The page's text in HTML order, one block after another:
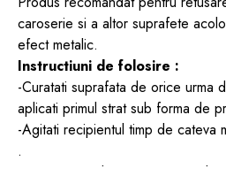
caroserie si a altor suprafete
efect metalic.
Instructiuni de folosire :
-Curatati suprafata de orice urma
aplicati primul strat sub forma de
-Agitati recipientul timp de cateva
.
-Tineti spray-ul in pozitie verticala